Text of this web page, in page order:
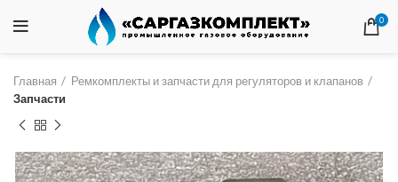
0
Главная
Ремкомплекты и запчасти для регуляторов и клапанов
Запчасти